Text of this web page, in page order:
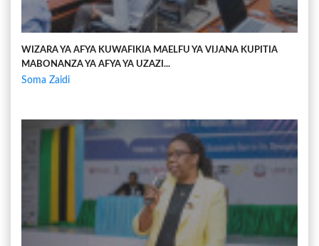
WIZARA YA AFYA KUWAFIKIA MAELFU YA VIJANA KUPITIA
MABONANZA YA AFYA YA UZAZI...
Soma Zaidi